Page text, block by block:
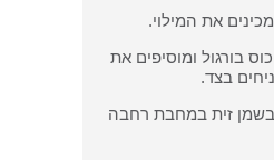
את המילוי.
בורגול ומוסיפים את
בצד.
זית במחבת רחבה